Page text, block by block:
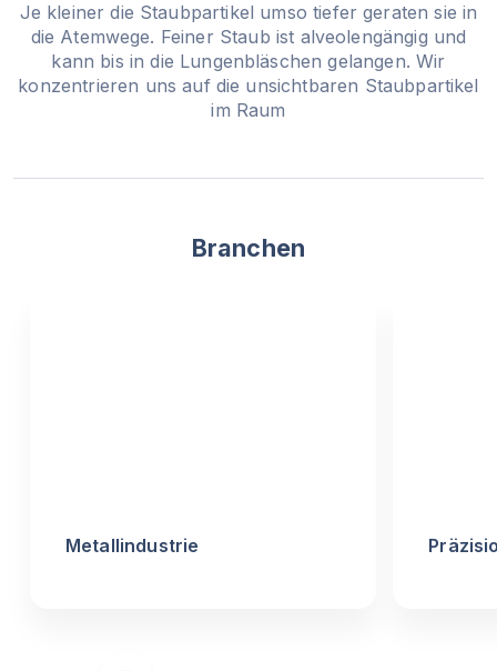
Je kleiner die Staubpartikel umso tiefer geraten sie in
die Atemwege. Feiner Staub ist alveolengängig und
kann bis in die Lungenbläschen gelangen. Wir
konzentrieren uns auf die unsichtbaren Staubpartikel
im Raum
Branchen
Metallindustrie